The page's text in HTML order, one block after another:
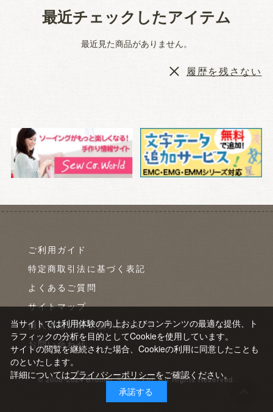
最近チェックしたアイテム
最近見た商品がありません。
履歴を残さない
ご利用ガイド
特定商取引法に基づく表記
よくあるご質問
サイトマップ
個人情報の取り扱いについて
お問い合わせ
© 2008-2024 Brother Sales, Ltd. All Rights Reserved.
当サイトでは利用体験の向上およびコンテンツの最適な提供、ト
ラフィックの分析を目的としてCookieを使用しています。
サイトの閲覧を継続された場合、Cookieの利用に同意したことも
のといたします。
詳細についてはプライバシーポリシーをご確認ください。
承諾する